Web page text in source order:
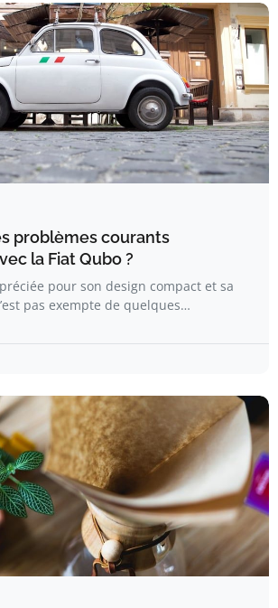
problèmes courants
la Fiat Qubo ?
pour son design compact et sa
pas exempte de quelques…